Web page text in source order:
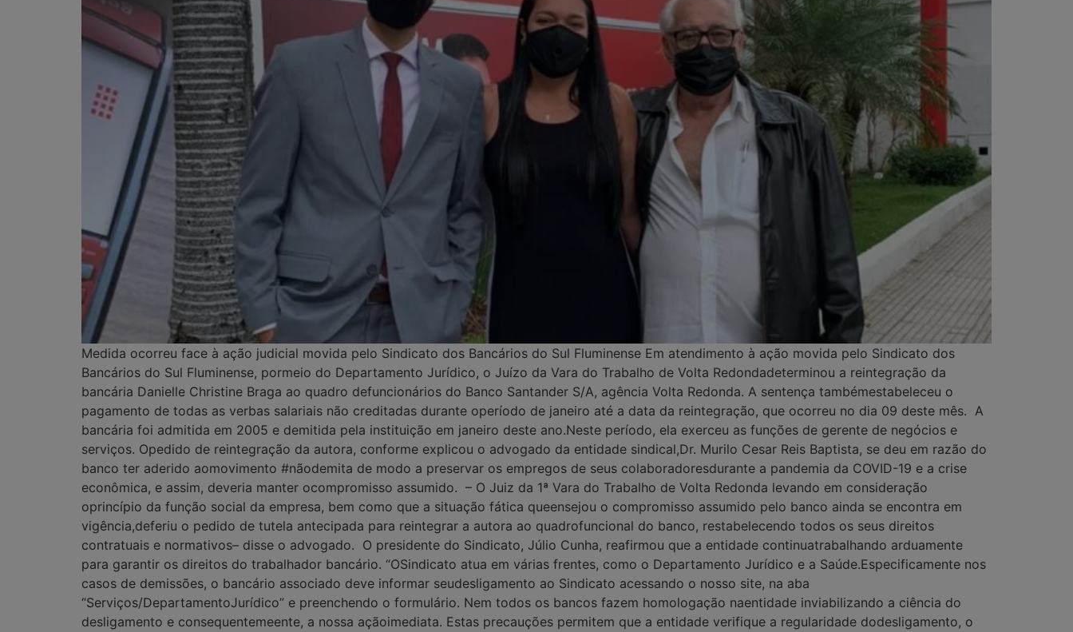
Medida ocorreu face à ação judicial movida pelo Sindicato dos Bancários do Sul Fluminense Em atendimento à ação movida pelo Sindicato dos
Bancários do Sul Fluminense, pormeio do Departamento Jurídico, o Juízo da Vara do Trabalho de Volta Redondadeterminou a reintegração da
bancária Danielle Christine Braga ao quadro defuncionários do Banco Santander S/A, agência Volta Redonda. A sentença tambémestabeleceu o
pagamento de todas as verbas salariais não creditadas durante operíodo de janeiro até a data da reintegração, que ocorreu no dia 09 deste mês. A
bancária foi admitida em 2005 e demitida pela instituição em janeiro deste ano.Neste período, ela exerceu as funções de gerente de negócios e
serviços. Opedido de reintegração da autora, conforme explicou o advogado da entidade sindical,Dr. Murilo Cesar Reis Baptista, se deu em razão do
banco ter aderido aomovimento #nãodemita de modo a preservar os empregos de seus colaboradoresdurante a pandemia da COVID-19 e a crise
econômica, e assim, deveria manter ocompromisso assumido. – O Juiz da 1ª Vara do Trabalho de Volta Redonda levando em consideração
oprincípio da função social da empresa, bem como que a situação fática queensejou o compromisso assumido pelo banco ainda se encontra em
vigência,deferiu o pedido de tutela antecipada para reintegrar a autora ao quadrofuncional do banco, restabelecendo todos os seus direitos
contratuais e normativos– disse o advogado. O presidente do Sindicato, Júlio Cunha, reafirmou que a entidade continuatrabalhando arduamente
para garantir os direitos do trabalhador bancário. “OSindicato atua em várias frentes, como o Departamento Jurídico e a Saúde.Especificamente nos
casos de demissões, o bancário associado deve informar seudesligamento ao Sindicato acessando o nosso site, na aba
“Serviços/DepartamentoJurídico” e preenchendo o formulário. Nem todos os bancos fazem homologação naentidade inviabilizando a ciência do
desligamento e consequentemeente, a nossa açãoimediata. Estas precauções permitem que a entidade verifique a regularidade dodesligamento, o